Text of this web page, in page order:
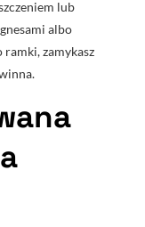
lub
albo
ramki, zamykasz